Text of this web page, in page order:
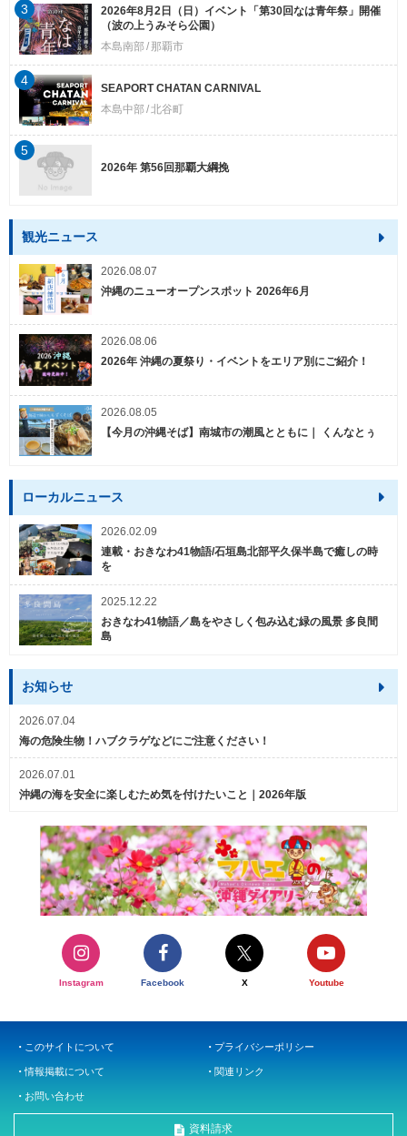
2026年8月2日（日）イベント「第30回なは青年祭」開催
（波の上うみそら公園）
本島南部
那覇市
3
SEAPORT CHATAN CARNIVAL
本島中部 北谷町
4
2026年 第56回那覇大綱挽
5
観光ニュース
2026.08.07
沖縄のニューオープンスポット 2026年6月
2026.08.06
2026年 沖縄の夏祭り・イベントをエリア別にご紹介！
2026.08.05
【今月の沖縄そば】南城市の潮風とともに｜ くんなとぅ
ローカルニュース
2026.02.09
連載・おきなわ41物語/石垣島北部平久保半島で癒しの時
を
2025.12.22
おきなわ41物語／島をやさしく包み込む緑の風景 多良間
島
お知らせ
2026.07.04
海の危険生物！ハブクラゲなどにご注意ください！
2026.07.01
沖縄の海を安全に楽しむため気を付けたいこと｜2026年版
Instagram Facebook X Youtube
このサイトについて プライバシーポリシー
情報掲載について 関連リンク
お問い合わせ
資料請求